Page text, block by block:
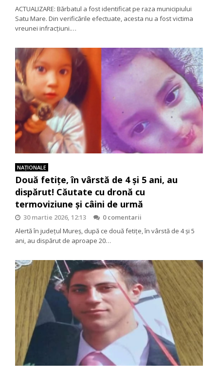
ACTUALIZARE: Bărbatul a fost identificat pe raza municipiului
Satu Mare. Din verificările efectuate, acesta nu a fost victima
vreunei infracțiuni.…
NAŢIONALE
Două fetițe, în vârstă de 4 și 5 ani, au
dispărut! Căutate cu dronă cu
termoviziune și câini de urmă
30 martie 2026, 12:13
0 comentarii
Alertă în județul Mureș, după ce două fetițe, în vârstă de 4 și 5
ani, au dispărut de aproape 20…